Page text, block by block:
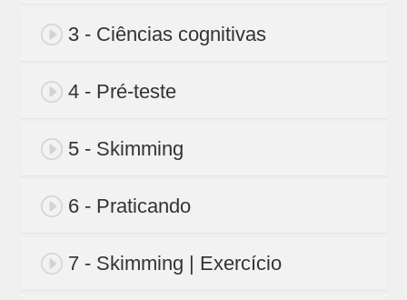
3 - Ciências cognitivas
4 - Pré-teste
5 - Skimming
6 - Praticando
7 - Skimming | Exercício